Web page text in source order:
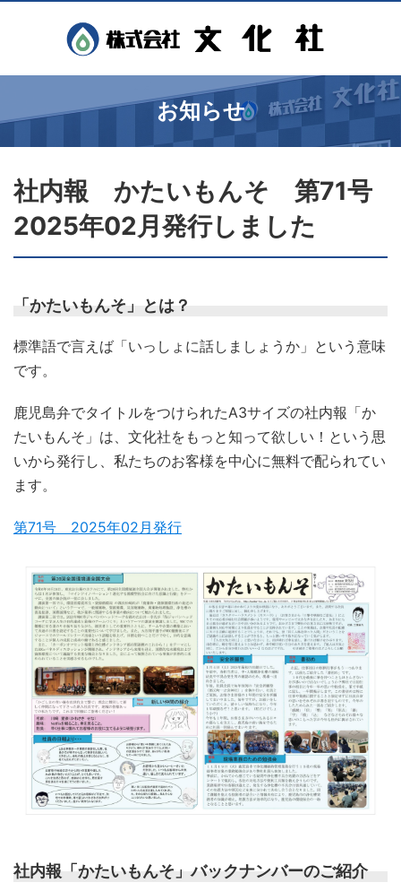
お知らせ
社内報 かたいもんそ 第71号
2025年02月発行しました
「かたいもんそ」とは？
標準語で言えば「いっしょに話しましょうか」という意味
です。
鹿児島弁でタイトルをつけられたA3サイズの社内報「か
たいもんそ」は、文化社をもっと知って欲しい！という思
いから発行し、私たちのお客様を中心に無料で配られてい
ます。
第71号 2025年02月発行
社内報「かたいもんそ」バックナンバーのご紹介